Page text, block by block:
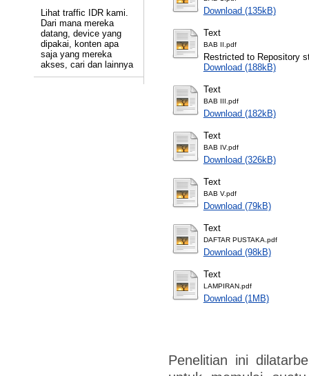
Lihat traffic IDR kami.
Dari mana mereka
datang, device yang
dipakai, konten apa
saja yang mereka
akses, cari dan lainnya
Download (135kB)
Text
BAB II.pdf
Restricted to Repository
Download (188kB)
Text
BAB III.pdf
Download (182kB)
Text
BAB IV.pdf
Download (326kB)
Text
BAB V.pdf
Download (79kB)
Text
DAFTAR PUSTAKA.pdf
Download (98kB)
Text
LAMPIRAN.pdf
Download (1MB)
Penelitian ini